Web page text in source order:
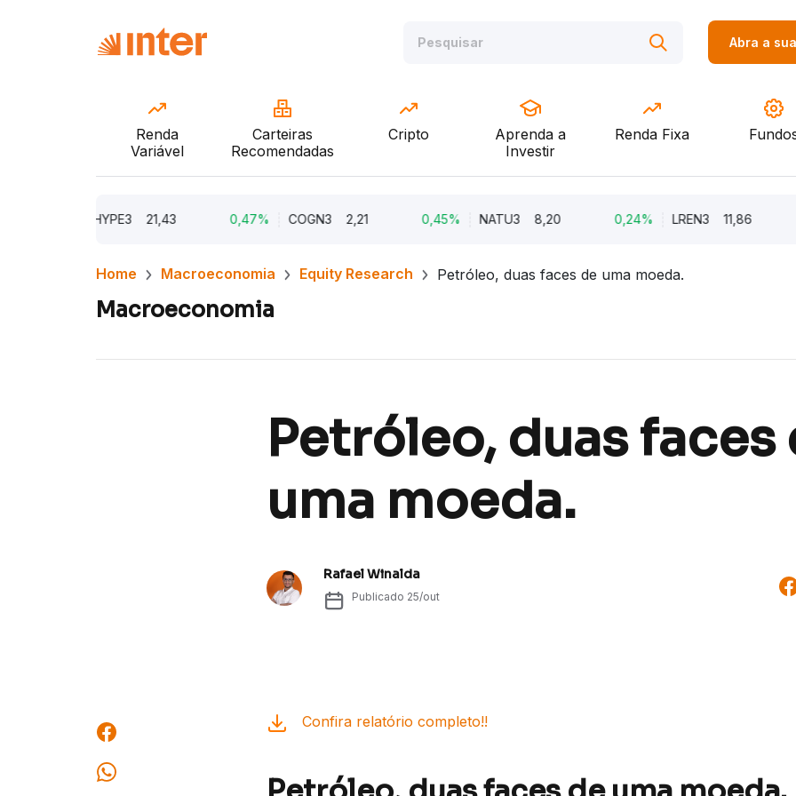
Abra a
Renda
Variável
Carteiras
Recomendadas
Cripto
Aprenda a
Investir
Renda Fixa
21,43 COGN3 2,21 NATU3 8,20 LREN3 11,86
Home Macroeconomia Equity Research Petróleo, duas faces de uma moeda.
Macroeconomia
Petróleo, duas faces
uma moeda.
Rafael Winalda
Publicado 25/out
Confira relatório completo!!